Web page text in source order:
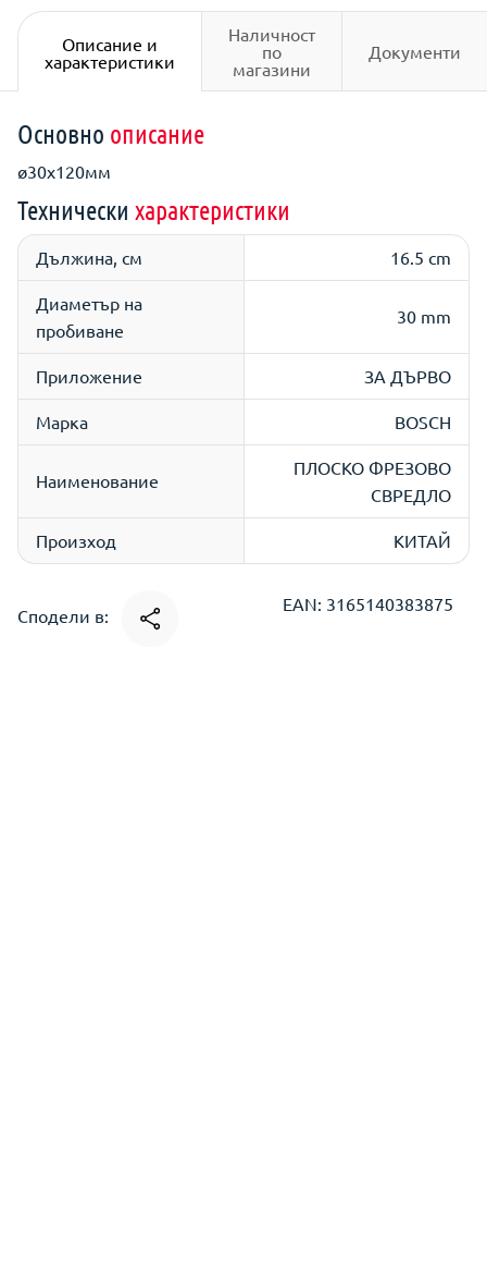
Описание и
характеристики
Наличност
по
магазини
Документи
Основно описание
ø30х120мм
Технически характеристики
Дължина, см 16.5 cm
Диаметър на
пробиване
30 mm
Приложение ЗА ДЪРВО
Марка BOSCH
Наименование
ПЛОСКО ФРЕЗОВО
СВРЕДЛО
Произход КИТАЙ
Сподели в:
EAN: 3165140383875